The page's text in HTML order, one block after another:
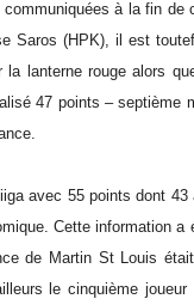
à la fin de
Saros (HPK), il est
lanterne rouge alors
47 points –
avec 55 points dont
Cette information a
de Martin St Louis
le cinquième joueur